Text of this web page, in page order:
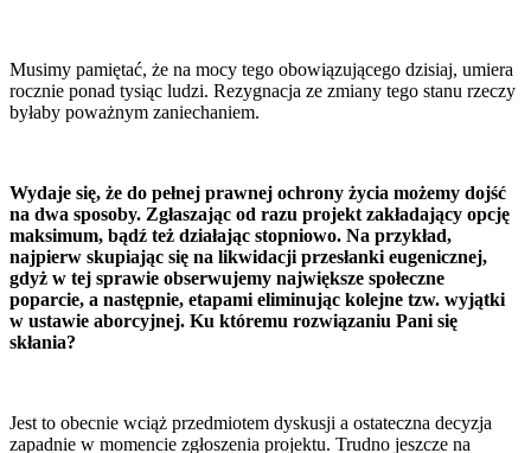
Musimy pamiętać, że na mocy tego obowiązującego dzisiaj, umiera
rocznie ponad tysiąc ludzi. Rezygnacja ze zmiany tego stanu rzeczy
byłaby poważnym zaniechaniem.
Wydaje się, że do pełnej prawnej ochrony życia możemy dojść
na dwa sposoby. Zgłaszając od razu projekt zakładający opcję
maksimum, bądź też działając stopniowo. Na przykład,
najpierw skupiając się na likwidacji przesłanki eugenicznej,
gdyż w tej sprawie obserwujemy największe społeczne
poparcie, a następnie, etapami eliminując kolejne tzw. wyjątki
w ustawie aborcyjnej. Ku któremu rozwiązaniu Pani się
skłania?
Jest to obecnie wciąż przedmiotem dyskusji a ostateczna decyzja
zapadnie w momencie zgłoszenia projektu. Trudno jeszcze na